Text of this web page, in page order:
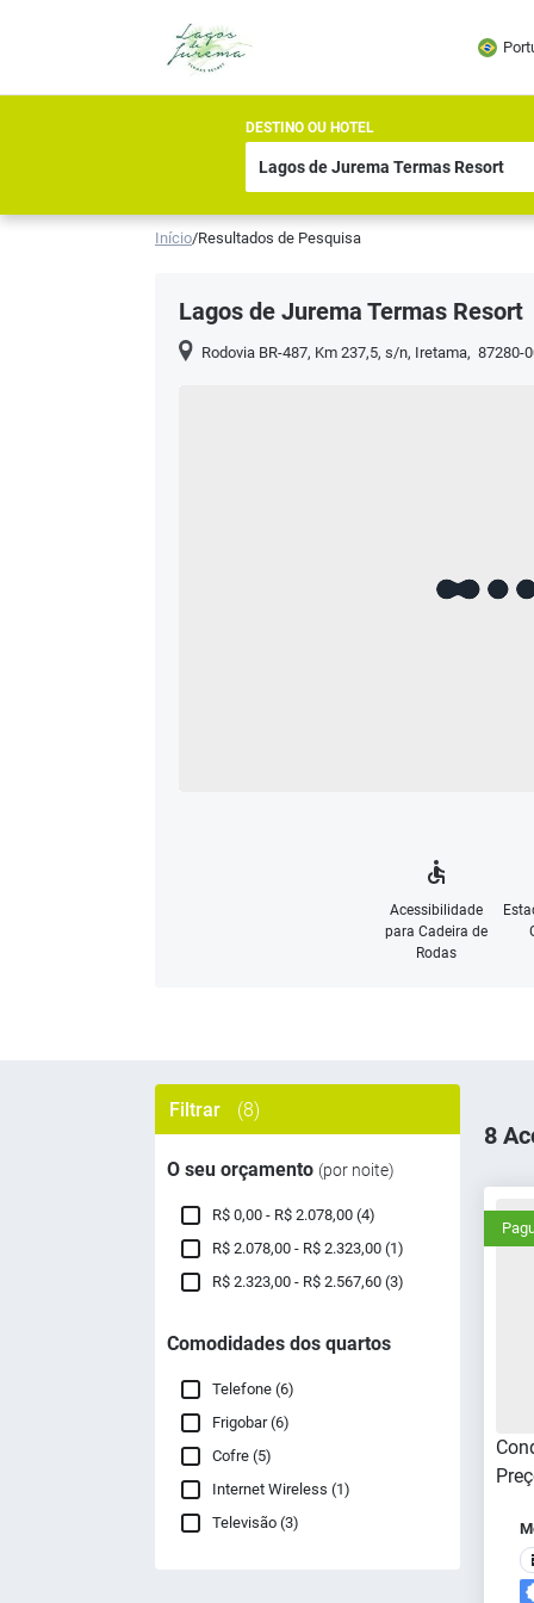
DESTINO OU HOTEL
Início/Resultados de Pesquisa
Lagos de Jurema Termas Resort
Rodovia BR-487, Km 237,5, s/n, Iretama, 87280-
Acessibilidade
para Cadeira de
Rodas
Filtrar (8)
O seu orçamento (por noite)
R$ 0,00 - R$ 2.078,00 (4)
R$ 2.078,00 - R$ 2.323,00 (1)
R$ 2.323,00 - R$ 2.567,60 (3)
Comodidades dos quartos
Telefone (6)
Frigobar (6)
Cofre (5)
Internet Wireless (1)
Televisão (3)
8